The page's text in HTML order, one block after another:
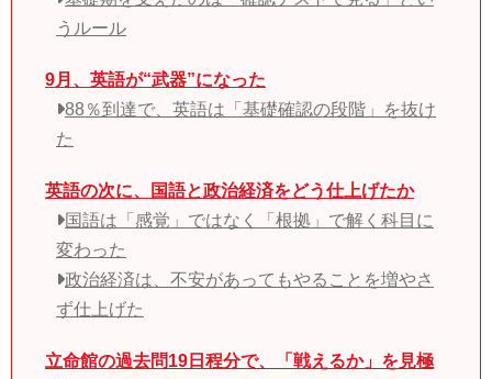
うルール
9月、英語が“武器”になった
88％到達で、英語は「基礎確認の段階」を抜け
た
英語の次に、国語と政治経済をどう仕上げたか
国語は「感覚」ではなく「根拠」で解く科目に
変わった
政治経済は、不安があってもやることを増やさ
ず仕上げた
立命館の過去問19日程分で、「戦えるか」を見極